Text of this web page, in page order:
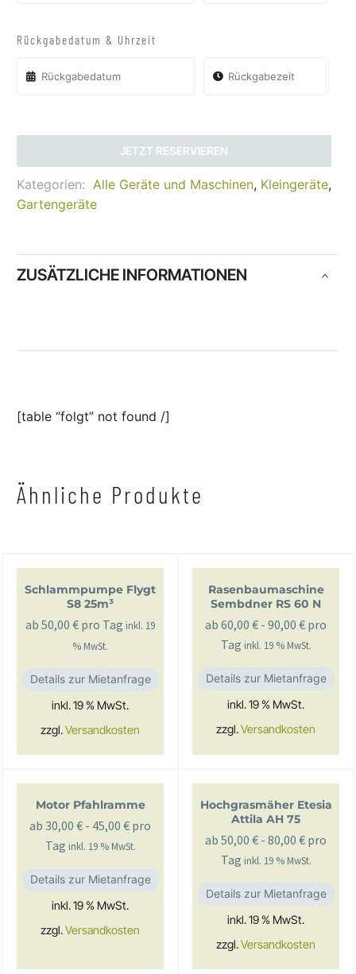
Rückgabedatum & Uhrzeit
JETZT RESERVIEREN
Kategorien: Alle Geräte und Maschinen, Kleingeräte,
Gartengeräte
ZUSÄTZLICHE INFORMATIONEN
[table “folgt” not found /]
Ähnliche Produkte
Schlammpumpe Flygt
S8 25m³
ab 50,00 € pro Tag inkl. 19
% MwSt.
Details zur Mietanfrage
inkl. 19 % MwSt.
zzgl.Versandkosten
Rasenbaumaschine
Sembdner RS 60 N
ab 60,00 € - 90,00 € pro
Tag inkl. 19 % MwSt.
Details zur Mietanfrage
inkl. 19 % MwSt.
zzgl.Versandkosten
Motor Pfahlramme
ab 30,00 € - 45,00 € pro
Tag inkl. 19 % MwSt.
Details zur Mietanfrage
inkl. 19 % MwSt.
zzgl.Versandkosten
Hochgrasmäher Etesia
Attila AH 75
ab 50,00 € - 80,00 € pro
Tag inkl. 19 % MwSt.
Details zur Mietanfrage
inkl. 19 % MwSt.
zzgl.Versandkosten